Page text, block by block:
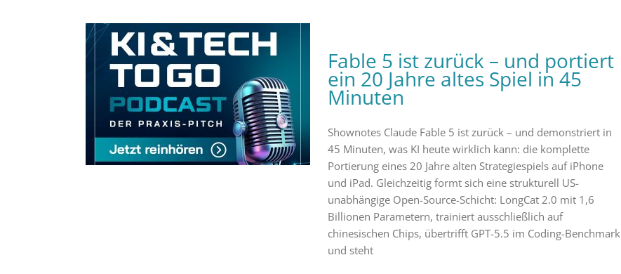
Fable 5 ist zurück – und portiert
ein 20 Jahre altes Spiel in 45
Minuten
Shownotes Claude Fable 5 ist zurück – und demonstriert in
45 Minuten, was KI heute wirklich kann: die komplette
Portierung eines 20 Jahre alten Strategiespiels auf iPhone
und iPad. Gleichzeitig formt sich eine strukturell US-
unabhängige Open-Source-Schicht: LongCat 2.0 mit 1,6
Billionen Parametern, trainiert ausschließlich auf
chinesischen Chips, übertrifft GPT-5.5 im Coding-Benchmark
und steht